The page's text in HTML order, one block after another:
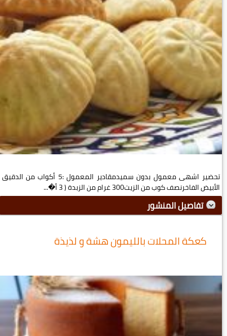
تحضير اشهى معمول بدون سميدمقادير المعمول :5 أكواب من الدقيق
الأبيض الفاخرنصف كوب من الزيت300 غرام من الزبدة ( 3 أ�...
تفاصيل المنشور
كعكة المحلات بالليمون هشة و لذيذة